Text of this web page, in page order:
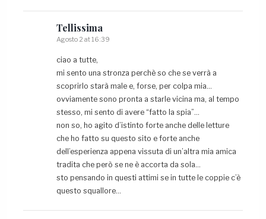
Tellissima
Agosto 2 at 16:39
ciao a tutte,
mi sento una stronza perchè so che se verrà a
scoprirlo starà male e, forse, per colpa mia…
ovviamente sono pronta a starle vicina ma, al tempo
stesso, mi sento di avere “fatto la spia”…
non so, ho agito d’istinto forte anche delle letture
che ho fatto su questo sito e forte anche
dell’esperienza appena vissuta di un’altra mia amica
tradita che però se ne è accorta da sola…
sto pensando in questi attimi se in tutte le coppie c’è
questo squallore…